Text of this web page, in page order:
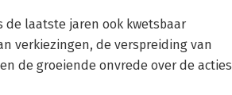
laatste jaren ook kwetsbaar
verkiezingen, de verspreiding van
de groeiende onvrede over de acties